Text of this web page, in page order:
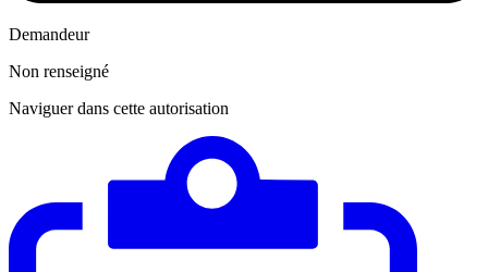
Demandeur
Non renseigné
Naviguer dans cette autorisation